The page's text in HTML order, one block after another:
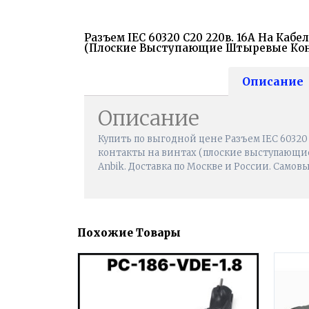
Разъем IEC 60320 C20 220в. 16A На
(плоские Выступающие Штыревые
Описание
Описание
Купить по выгодной цене Разъем IEC 60320
контакты на винтах (плоские
Anbik. Доставка по Москве и России.
Похожие Товары